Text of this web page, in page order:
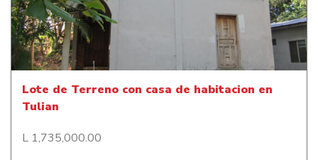
Lote de Terreno con casa de habitacion en Tulian
Lote de Terreno con casa de habitacion en
Tulian
L 1,735,000.00